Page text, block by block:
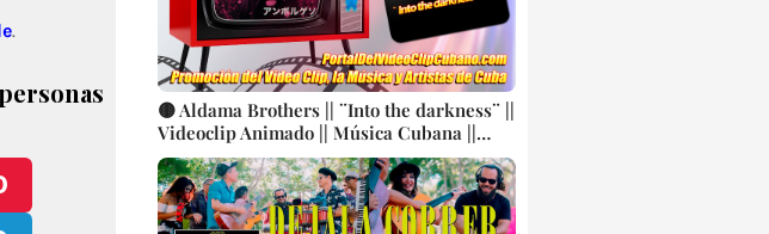
.
🟡 Aldama Brothers || ¨Into the darkness¨ ||
Videoclip Animado || Música Cubana ||
BisMusic || CUBA